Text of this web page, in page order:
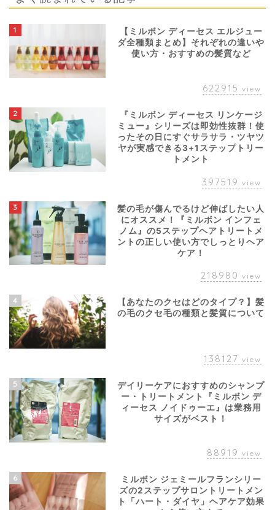
1
【ミルボン ディーセス エルジュー
ダ全種類まとめ】それぞれの違いや
使い方・おすすめの髪質など
622915 view
2
『ミルボン ディーセス リンケージ
ミュー』シリーズは即効性抜群！使
ったその日にすぐサラサラ・ツヤツ
ヤが実感できる3+1ステップトリー
トメント
397519 view
3
髪の毛が傷んでるけど伸ばしたい人
にオススメ！『ミルボン インフェ
ノム』の5ステップヘアトリートメ
ントの正しい使い方でしっとりヘア
ケア！
218980 view
4
【あなたのクセはどのタイプ？】髪
の毛のクセ毛の種類と髪質について
138127 view
5
デイリーケアにおすすめのシャンプ
ー・トリートメント『ミルボン デ
ィーセス ノイドゥーエ』は業務用
サイズがベスト！
88919 view
6
ミルボン ジェミールフランシリー
ズの2ステップサロントリートメン
ト「ハート・ダイヤ」ヘアケア効果